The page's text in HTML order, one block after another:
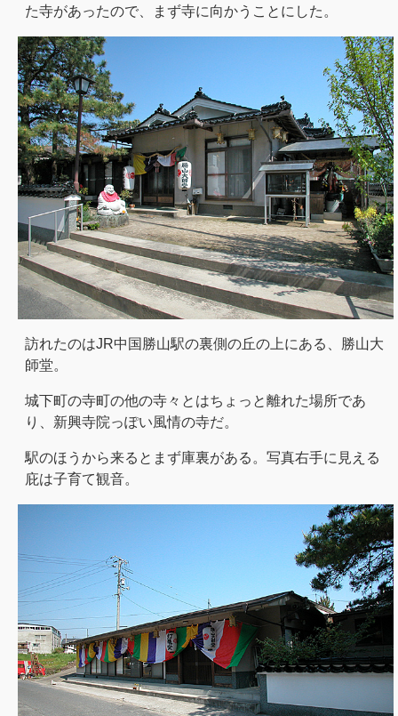
た寺があったので、まず寺に向かうことにした。
訪れたのはJR中国勝山駅の裏側の丘の上にある、勝山大
師堂。
城下町の寺町の他の寺々とはちょっと離れた場所であ
り、新興寺院っぽい風情の寺だ。
駅のほうから来るとまず庫裏がある。写真右手に見える
庇は子育て観音。